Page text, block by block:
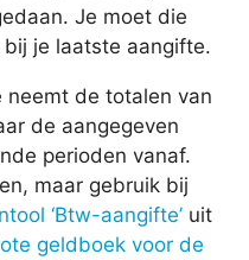
Je moet die
je laatste aangifte.
neemt de totalen van
de aangegeven
perioden vanaf.
maar gebruik bij
‘Btw-aangifte’ uit
geldboek voor de